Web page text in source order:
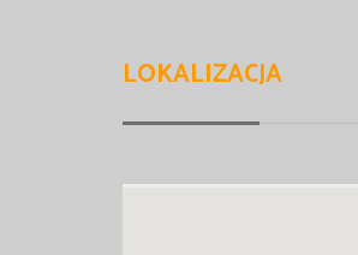
LOKALIZACJA